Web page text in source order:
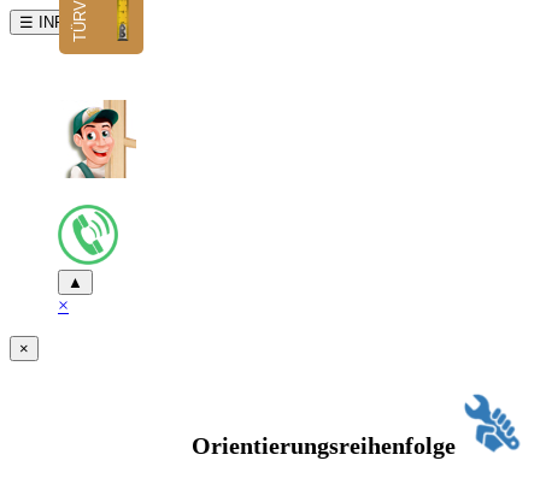
☰ INFO
▲
×
×
Orientierungsreihenfolge